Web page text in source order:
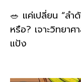
🥗 แค่เปลี่ยน “ล
หรือ? เจาะวิทยา
แป้ง